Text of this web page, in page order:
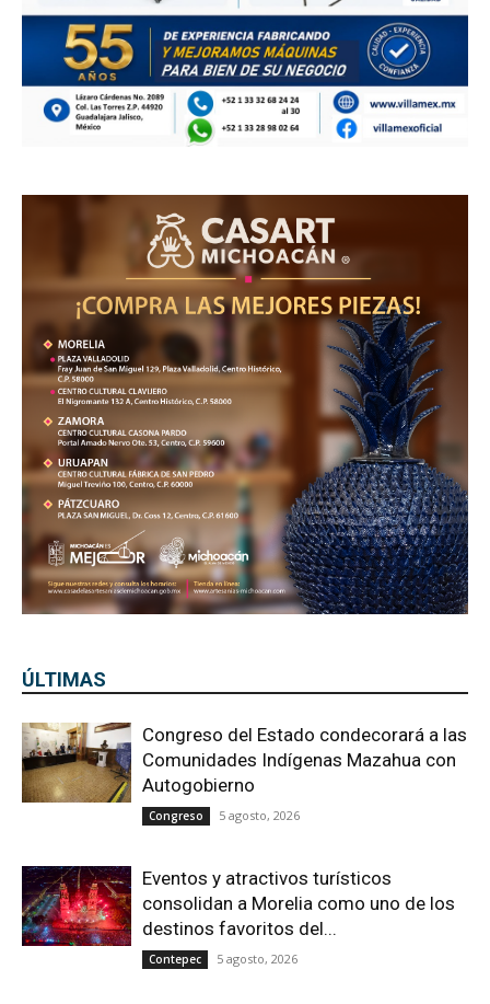
ÚLTIMAS
Congreso del Estado condecorará a las
Comunidades Indígenas Mazahua con
Autogobierno
Congreso 5 agosto, 2026
Eventos y atractivos turísticos
consolidan a Morelia como uno de los
destinos favoritos del...
Contepec 5 agosto, 2026